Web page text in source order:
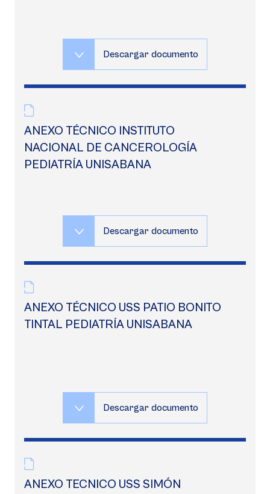
Descargar documento
ANEXO TÉCNICO INSTITUTO
NACIONAL DE CANCEROLOGÍA
PEDIATRÍA UNISABANA
Descargar documento
ANEXO TÉCNICO USS PATIO BONITO
TINTAL PEDIATRÍA UNISABANA
Descargar documento
ANEXO TECNICO USS SIMÓN